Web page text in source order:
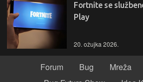
Fortnite se
Play
20. ožujka 2026.
Forum Bug Mreža